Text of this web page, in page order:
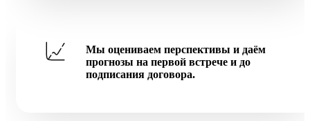
Мы оцениваем перспективы и даём
прогнозы на первой встрече и до
подписания договора.